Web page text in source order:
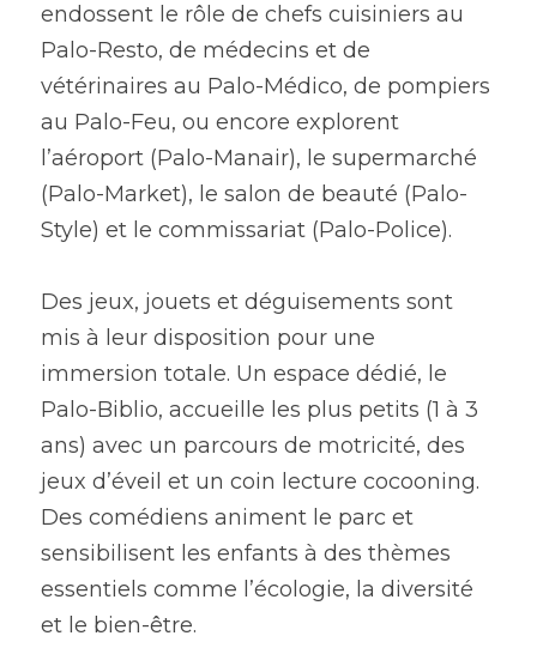
endossent le rôle de chefs cuisiniers au
Palo-Resto, de médecins et de
vétérinaires au Palo-Médico, de pompiers
au Palo-Feu, ou encore explorent
l’aéroport (Palo-Manair), le supermarché
(Palo-Market), le salon de beauté (Palo-
Style) et le commissariat (Palo-Police).
Des jeux, jouets et déguisements sont
mis à leur disposition pour une
immersion totale. Un espace dédié, le
Palo-Biblio, accueille les plus petits (1 à 3
ans) avec un parcours de motricité, des
jeux d’éveil et un coin lecture cocooning.
Des comédiens animent le parc et
sensibilisent les enfants à des thèmes
essentiels comme l’écologie, la diversité
et le bien-être.